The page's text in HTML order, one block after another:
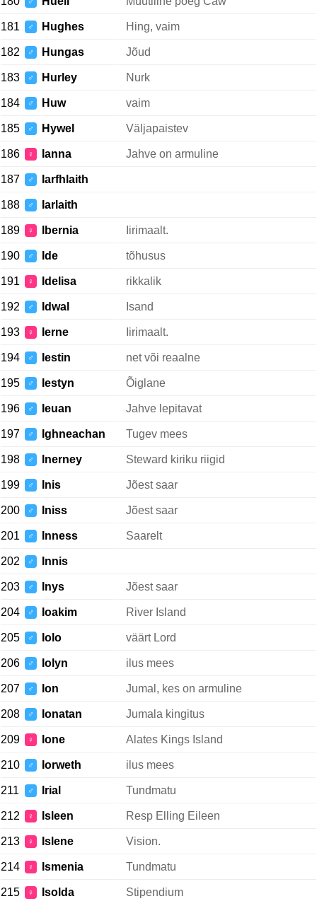
181 ♂ Hughes Hing, vaim
182 ♂ Hungas Jõud
183 ♂ Hurley Nurk
184 ♂ Huw vaim
185 ♂ Hywel Väljapaistev
186 ♀ Ianna Jahve on armuline
187 ♂ Iarfhlaith
188 ♂ Iarlaith
189 ♀ Ibernia Iirimaalt.
190 ♂ Ide tõhusus
191 ♀ Idelisa rikkalik
192 ♂ Idwal Isand
193 ♀ Ierne Iirimaalt.
194 ♂ Iestin net või reaalne
195 ♂ Iestyn Õiglane
196 ♂ Ieuan Jahve lepitavat
197 ♂ Ighneachan Tugev mees
198 ♂ Inerney Steward kiriku riigid
199 ♂ Inis Jõest saar
200 ♂ Iniss Jõest saar
201 ♂ Inness Saarelt
202 ♂ Innis
203 ♂ Inys Jõest saar
204 ♂ Ioakim River Island
205 ♂ Iolo väärt Lord
206 ♂ Iolyn ilus mees
207 ♂ Ion Jumal, kes on armuline
208 ♂ Ionatan Jumala kingitus
209 ♀ Ione Alates Kings Island
210 ♂ Iorweth ilus mees
211 ♂ Irial Tundmatu
212 ♀ Isleen Resp Elling Eileen
213 ♀ Islene Vision.
214 ♀ Ismenia Tundmatu
215 ♀ Isolda Stipendium